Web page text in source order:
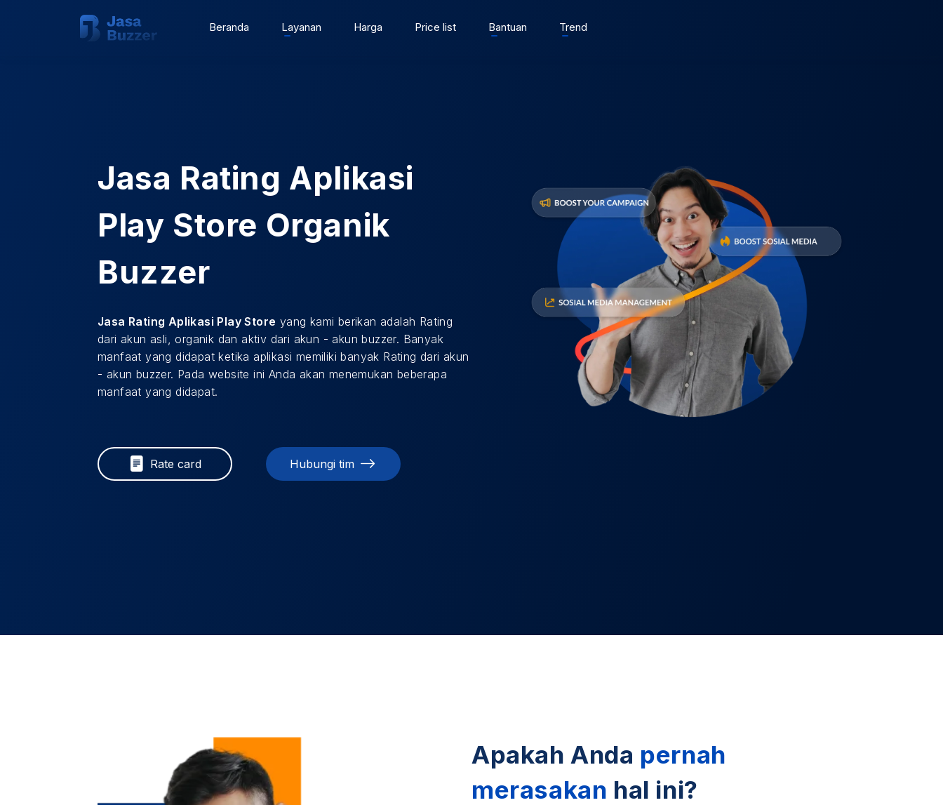
Beranda Layanan Harga Price list Bantuan Trend
Jasa Rating Aplikasi
Play Store Organik
Buzzer
Jasa Rating Aplikasi Play Store yang kami berikan adalah Rating
dari akun asli, organik dan aktiv dari akun - akun buzzer. Banyak
manfaat yang didapat ketika aplikasi memiliki banyak Rating dari akun
- akun buzzer. Pada website ini Anda akan menemukan beberapa
manfaat yang didapat.
Rate card Hubungi tim
Apakah Anda pernah
merasakan hal ini?